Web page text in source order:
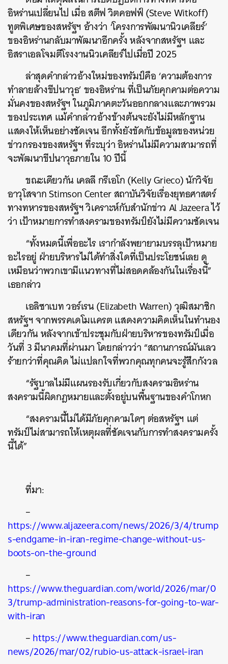
อิหร่านเปลี่ยนไป เมื่อ สตีฟ วิตคอฟฟ์ (Steve Witkoff)
ทูตพิเศษของสหรัฐฯ อ้างว่า ‘โครงการพัฒนานิวเคลียร์’
ของอิหร่านกลับมาพัฒนาอีกครั้ง หลังจากสหรัฐฯ และ
อิสราเอลโจมตีโรงงานนิวเคลียร์ไปเมื่อปี 2025
ล่าสุดคำกล่าวอ้างใหม่ของทรัมป์คือ ‘ความต้องการ
ทำลายล้างขีปนาวุธ’ ของอิหร่าน ที่เป็นภัยคุกคามต่อความ
มั่นคงของสหรัฐฯ ในภูมิภาคตะวันออกกลางและภาพรวม
ของประเทศ แม้คำกล่าวอ้างข้างต้นจะยังไม่มีหลักฐาน
แสดงให้เห็นอย่างชัดเจน อีกทั้งยังขัดกับข้อมูลของหน่วย
ข่าวกรองของสหรัฐฯ ที่ระบุว่า อิหร่านไม่มีความสามารถที่
จะพัฒนาขีปนาวุธภายใน 10 ปีนี้
ขณะเดียวกัน เคลลี กรีเอโก (Kelly Grieco) นักวิจัย
อาวุโสจาก Stimson Center สถาบันวิจัยเรื่องยุทธศาสตร์
ทางทหารของสหรัฐฯ วิเคราะห์กับสำนักข่าว Al Jazeera ไว้
ว่า เป้าหมายการทำสงครามของทรัมป์ยังไม่มีความชัดเจน
“ทั้งหมดนี้เพื่ออะไร เรากำลังพยายามบรรลุเป้าหมาย
อะไรอยู่ ฝ่ายบริหารไม่ได้ทำสิ่งใดที่เป็นประโยชน์เลย ดู
เหมือนว่าพวกเขามีแนวทางที่ไม่สอดคล้องกันในเรื่องนี้”
เธอกล่าว
เอลิซาเบท วอร์เรน (Elizabeth Warren) วุฒิสมาชิก
สหรัฐฯ จากพรรคเดโมแครต แสดงความคิดเห็นในทำนอง
เดียวกัน หลังจากเข้าประชุมกับฝ่ายบริหารของทรัมป์เมื่อ
วันที่ 3 มีนาคมที่ผ่านมา โดยกล่าวว่า “สถานการณ์มันเลว
ร้ายกว่าที่คุณคิด ไม่แปลกใจที่พวกคุณทุกคนจะรู้สึกกังวล
“รัฐบาลไม่มีแผนรองรับเกี่ยวกับสงครามอิหร่าน
สงครามนี้ผิดกฎหมายและตั้งอยู่บนพื้นฐานของคำโกหก
“สงครามนี้ไม่ได้มีภัยคุกคามใดๆ ต่อสหรัฐฯ แต่
ทรัมป์ไม่สามารถให้เหตุผลที่ชัดเจนกับการทำสงครามครั้ง
นี้ได้”
ที่มา:
–
https://www.aljazeera.com/news/2026/3/4/trump
s-endgame-in-iran-regime-change-without-us-
boots-on-the-ground
–
https://www.theguardian.com/world/2026/mar/0
3/trump-administration-reasons-for-going-to-war-
with-iran
–https://www.theguardian.com/us-
news/2026/mar/02/rubio-us-attack-israel-iran
ค้นหา
SHARE TWEET LINE EMAIL